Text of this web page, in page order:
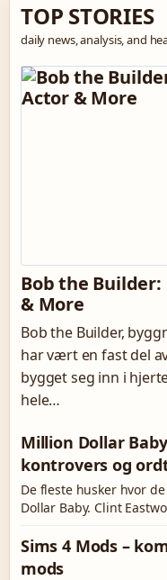
TOP STORIES
daily news, analysis, and
Bob the Builder:
& More
Bob the Builder,
har vært en fast del
bygget seg inn i
hele…
Million Dollar
kontrovers og
De fleste husker hvor
Dollar Baby. Clint
Sims 4 Mods –
mods